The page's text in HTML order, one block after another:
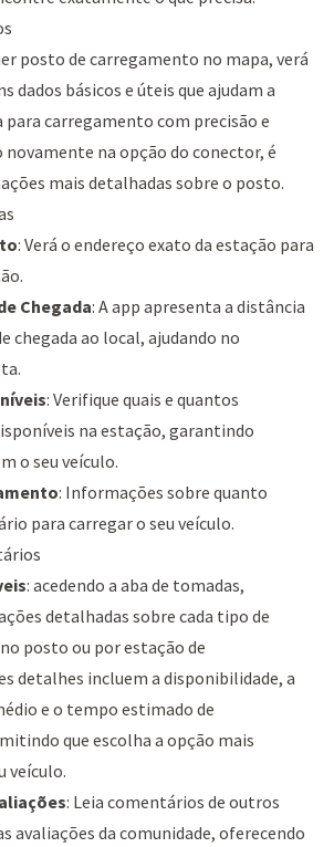
posto de carregamento no mapa, verá
dados básicos e úteis que ajudam a
para carregamento com precisão e
novamente na opção do conector, é
mais detalhadas sobre o posto.
: Verá o endereço exato da estação para
Chegada: A app apresenta a distância
chegada ao local, ajudando no
: Verifique quais e quantos
na estação, garantindo
o seu veículo.
: Informações sobre quanto
para carregar o seu veículo.
: acedendo a aba de tomadas,
detalhadas sobre cada tipo de
posto ou por estação de
detalhes incluem a disponibilidade, a
e o tempo estimado de
que escolha a opção mais
veículo.
: Leia comentários de outros
avaliações da comunidade, oferecendo